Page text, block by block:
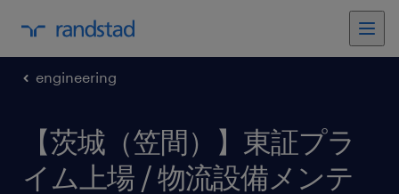
engineering
【茨城（笠間）】東証プラ
イム上場 / 物流設備メンテ